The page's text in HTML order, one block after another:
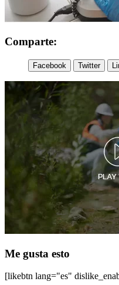
Comparte:
Facebook Twitter
Me gusta esto
[likebtn lang="es"